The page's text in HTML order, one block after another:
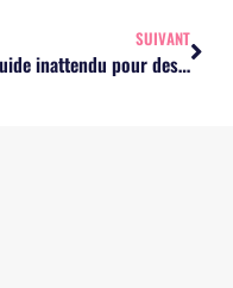
SUIVANT
Le guide inattendu pour des mamans surbookées : maîtrisez le temps sans stress